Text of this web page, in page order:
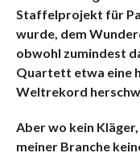
Staffelprojekt für
wurde, dem
obwohl zumindest
Quartett etwa eine
Weltrekord
Aber wo kein
meiner Branche